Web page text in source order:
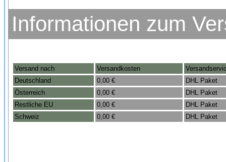
Informationen zum
Versand nach Versandkosten
Deutschland
0,00 €
DHL Paket
Österreich
0,00 €
DHL Paket
Restliche EU
0,00 €
DHL Paket
Schweiz
0,00 € DHL Paket